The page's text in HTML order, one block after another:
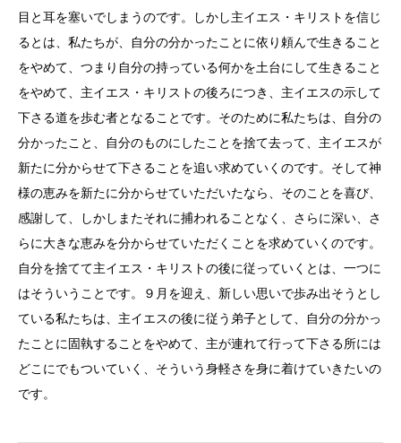
目と耳を塞いでしまうのです。しかし主イエス・キリストを信じ
るとは、私たちが、自分の分かったことに依り頼んで生きること
をやめて、つまり自分の持っている何かを土台にして生きること
をやめて、主イエス・キリストの後ろにつき、主イエスの示して
下さる道を歩む者となることです。そのために私たちは、自分の
分かったこと、自分のものにしたことを捨て去って、主イエスが
新たに分からせて下さることを追い求めていくのです。そして神
様の恵みを新たに分からせていただいたなら、そのことを喜び、
感謝して、しかしまたそれに捕われることなく、さらに深い、さ
らに大きな恵みを分からせていただくことを求めていくのです。
自分を捨てて主イエス・キリストの後に従っていくとは、一つに
はそういうことです。９月を迎え、新しい思いで歩み出そうとし
ている私たちは、主イエスの後に従う弟子として、自分の分かっ
たことに固執することをやめて、主が連れて行って下さる所には
どこにでもついていく、そういう身軽さを身に着けていきたいの
です。